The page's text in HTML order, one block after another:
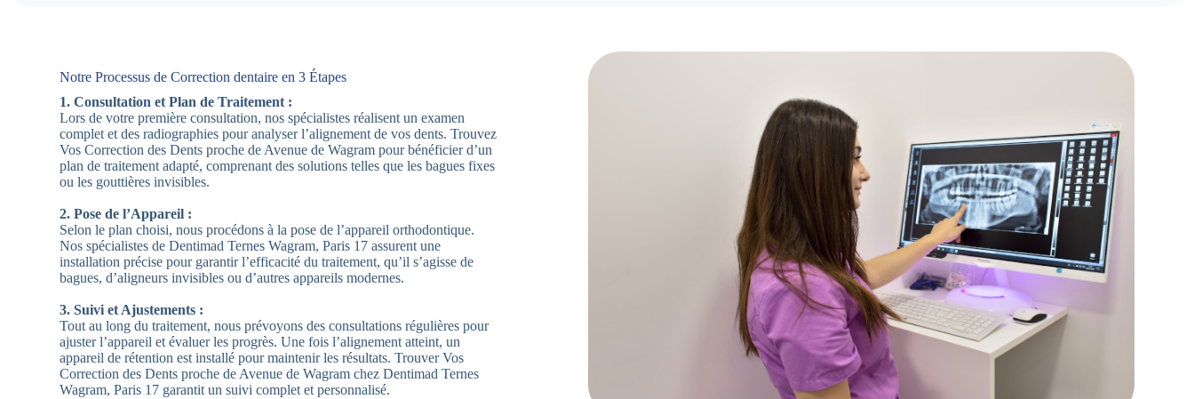
Notre Processus de Correction dentaire en 3 Étapes
1. Consultation et Plan de Traitement :
Lors de votre première consultation, nos spécialistes réalisent un examen
complet et des radiographies pour analyser l’alignement de vos dents. Trouvez
Vos Correction des Dents proche de Avenue de Wagram pour bénéficier d’un
plan de traitement adapté, comprenant des solutions telles que les bagues fixes
ou les gouttières invisibles.
2. Pose de l’Appareil :
Selon le plan choisi, nous procédons à la pose de l’appareil orthodontique.
Nos spécialistes de Dentimad Ternes Wagram, Paris 17 assurent une
installation précise pour garantir l’efficacité du traitement, qu’il s’agisse de
bagues, d’aligneurs invisibles ou d’autres appareils modernes.
3. Suivi et Ajustements :
Tout au long du traitement, nous prévoyons des consultations régulières pour
ajuster l’appareil et évaluer les progrès. Une fois l’alignement atteint, un
appareil de rétention est installé pour maintenir les résultats. Trouver Vos
Correction des Dents proche de Avenue de Wagram chez Dentimad Ternes
Wagram, Paris 17 garantit un suivi complet et personnalisé.